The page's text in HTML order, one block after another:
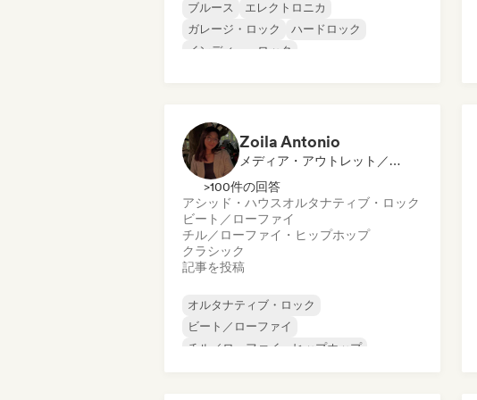
ブルース
エレクトロニカ
ガレージ・ロック
ハードロック
インディー・ロック
ック
Zoila Antonio
メディア・アウトレット／ジャーナリスト
>100件の回答
アシッド・ハウスオルタナティブ・ロック
ビート／ローファイ
チル／ローファイ・ヒップホップ
クラシック
記事を投稿
オルタナティブ・ロック
ビート／ローファイ
チル／ローファイ・ヒップホップ